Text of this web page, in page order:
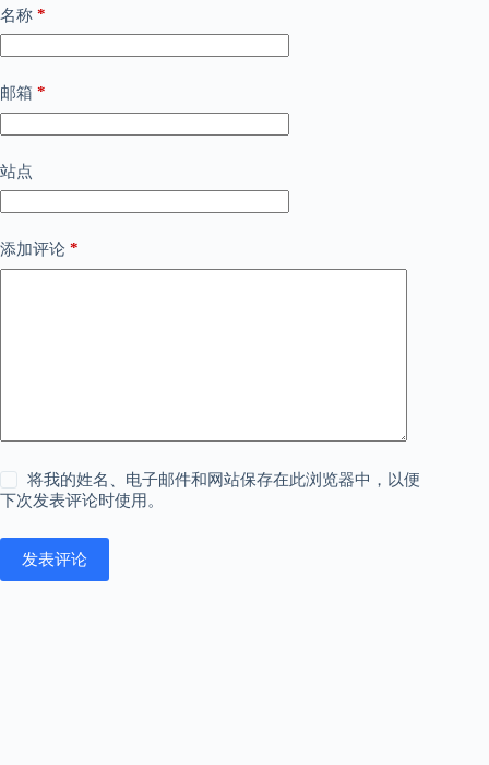
名称 *
邮箱 *
站点
添加评论 *
将我的姓名、电子邮件和网站保存在此浏览器中，以便
下次发表评论时使用。
发表评论